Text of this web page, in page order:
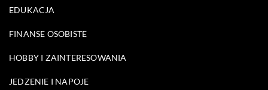
EDUKACJA
FINANSE OSOBISTE
HOBBY I ZAINTERESOWANIA
JEDZENIE I NAPOJE